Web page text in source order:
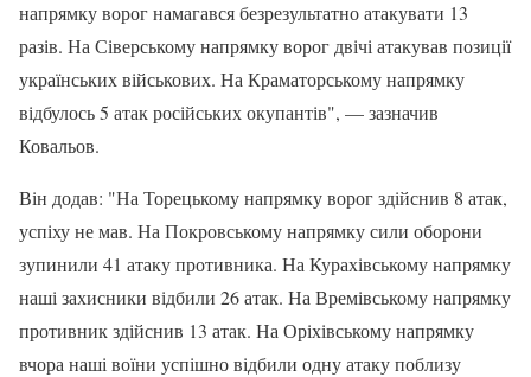
напрямку ворог намагався безрезультатно атакувати 13
разів. На Сіверському напрямку ворог двічі атакував позиції
українських військових. На Краматорському напрямку
відбулось 5 атак російських окупантів", — зазначив
Ковальов.
Він додав: "На Торецькому напрямку ворог здійснив 8 атак,
успіху не мав. На Покровському напрямку сили оборони
зупинили 41 атаку противника. На Курахівському напрямку
наші захисники відбили 26 атак. На Времівському напрямку
противник здійснив 13 атак. На Оріхівському напрямку
вчора наші воїни успішно відбили одну атаку поблизу